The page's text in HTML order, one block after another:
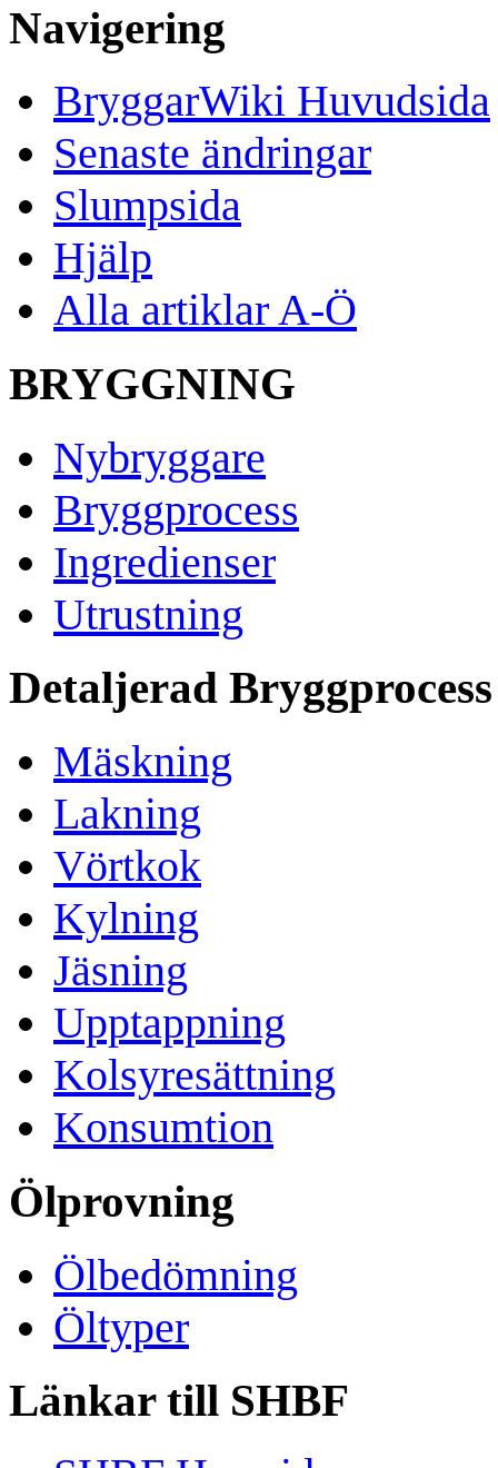
Navigering
BryggarWiki Huvudsida
Senaste ändringar
Slumpsida
Hjälp
Alla artiklar A-Ö
BRYGGNING
Nybryggare
Bryggprocess
Ingredienser
Utrustning
Detaljerad Bryggprocess
Mäskning
Lakning
Vörtkok
Kylning
Jäsning
Upptappning
Kolsyresättning
Konsumtion
Ölprovning
Ölbedömning
Öltyper
Länkar till SHBF